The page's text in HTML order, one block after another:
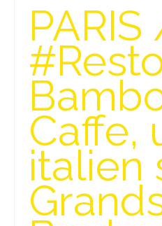
Isla del Sol
Lac Titicaca
Salar d’Uyuni
Sucre
Chili
Paraguay
Pérou
Caffe,
italien